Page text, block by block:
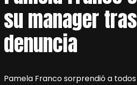
su manager tras
denuncia
Pamela Franco sorprendió a